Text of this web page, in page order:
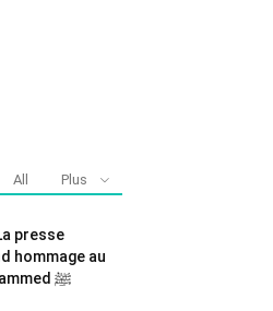
All Plus
presse
hommage au
Prophète Mohammed ﷺ